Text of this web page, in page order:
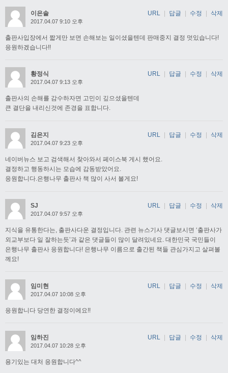
이은솔
2017.04.07 9:10 오후
출판사입장에서 짧게만 보면 손해보는 일이셨을텐데 판매중지 결정 멋있습니다!
응원하겠습니다!!
URL | 답글 | 수정 | 삭제
황정식
2017.04.07 9:13 오후
출판사의 손해를 감수하자면 고민이 깊으셨을텐데
큰 결단을 내리신것에 존경을 표합니다.
URL 답글 수정 삭제
김은지
2017.04.07 9:23 오후
네이버뉴스 보고 검색해서 찾아와서 페이스북 게시 했어요.
결정하고 행동하시는 모습에 감동받았어요.
응원합니다.은행나무 출판사 책 많이 사서 볼게요!
URL 답글 수정 삭제
SJ
2017.04.07 9:57 오후
지식을 유통한다는, 출판사다운 결정입니다. 관련 뉴스기사 댓글보시면 ‘출판사가
외교부보다 일 잘하는듯’과 같은 댓글들이 많이 달려있네요. 대한민국 국민들이
은행나무 출판사 응원합니다! 은행나무 이름으로 출간된 책들 관심가지고 살펴볼
께요!
URL 답글 수정 삭제
임미현
2017.04.07 10:08 오후
응원합니다 당연한 결정이에요!!
URL | 답글 | 수정 | 삭제
임하진
2017.04.07 10:28 오후
용기있는 대처 응원합니다^^
URL | 답글 | 수정 | 삭제